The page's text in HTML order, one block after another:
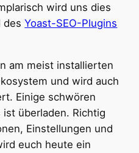
wird uns dies
desYoast-SEO-Plugins
am meist installierten
und wird auch
Einige schwören
überladen. Richtig
Einstellungen und
euch heute ein